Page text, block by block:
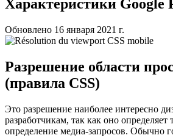
Характеристики Google
Обновлено 16 января 2021 г.
Разрешение области
(правила CSS)
Это разрешение наиболее интересно
разработчикам, так как оно определяет
определение медиа-запросов. Обычно